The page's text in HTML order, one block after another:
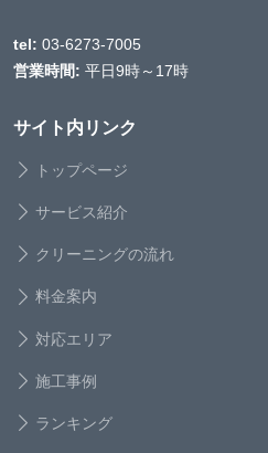
tel: 03-6273-7005
営業時間: 平日9時～17時
サイト内リンク
トップページ
サービス紹介
クリーニングの流れ
料金案内
対応エリア
施工事例
ランキング